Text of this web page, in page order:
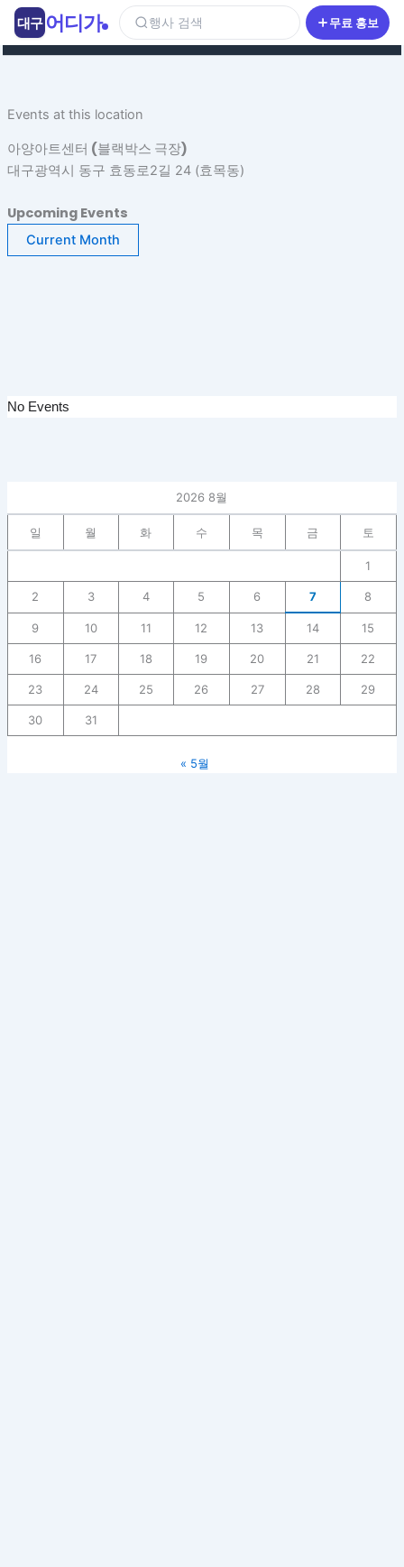
츠
너Events at this location
아양아트센터 (블랙박스 극장)
대구광역시 동구 효동로2길 24 (효목동)
Upcoming Events
Current Month
No Events
2026 8월
일 월 화 수 목 금 토
1
2 3 4 5 6 7 8
9 10 11 12 13 14 15
16 17 18 19 20 21 22
23 24 25 26 27 28 29
30 31
« 5월
대구 어디가 행사 검색 무료 홍보